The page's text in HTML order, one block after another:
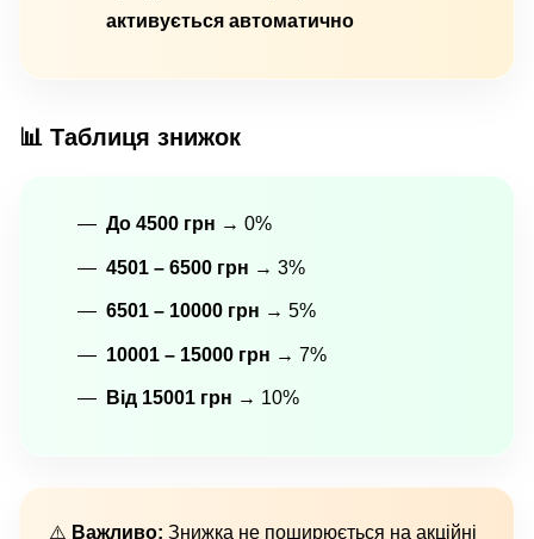
активується автоматично
📊 Таблиця знижок
До 4500 грн → 0%
4501 – 6500 грн → 3%
6501 – 10000 грн → 5%
10001 – 15000 грн → 7%
Від 15001 грн → 10%
⚠️ Важливо: Знижка не поширюється на акційні